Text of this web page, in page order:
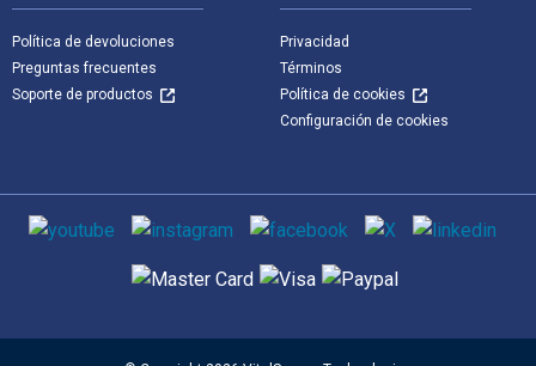
Política de devoluciones
Preguntas frecuentes
Soporte de productos
Privacidad
Términos
Política de cookies
Configuración de cookies
Medios de comunicación social
Métodos de pago admitidos